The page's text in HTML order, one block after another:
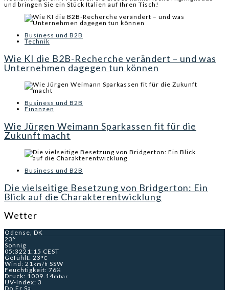
und bringen Sie ein Stück Italien auf Ihren Tisch!
Business und B2B
Technik
Wie KI die B2B-Recherche verändert – und was
Unternehmen dagegen tun können
Business und B2B
Finanzen
Wie Jürgen Weimann Sparkassen fit für die
Zukunft macht
Business und B2B
Die vielseitige Besetzung von Bridgerton: Ein
Blick auf die Charakterentwicklung
Wetter
Odense, DK
23°
Sonnig
05:3221:15 CEST
Gefühlt: 23 °C
Wind: 21km/h SSW
Feuchtigkeit: 76%
Druck: 1009.14mbar
UV-Index: 3
Do.Fr.Sa.